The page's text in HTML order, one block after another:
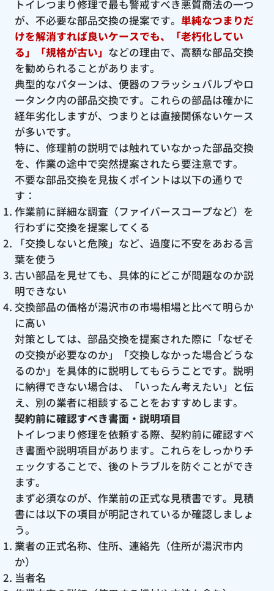
トイレつまり修理で最も警戒すべき悪質商法の一つ
が、不必要な部品交換の提案です。 単純なつまりだ
けを解消すれば良いケースでも、「老朽化してい
る」「規格が古い」 などの理由で、高額な部品交換
を勧められることがあります。
典型的なパターンは、便器のフラッシュバルブやロ
ータンク内の部品交換です。これらの部品は確かに
経年劣化しますが、つまりとは直接関係ないケース
が多いです。
特に、修理前の説明では触れていなかった部品交換
を、作業の途中で突然提案されたら要注意です。
不要な部品交換を見抜くポイントは以下の通りで
す：
作業前に詳細な調査（ファイバースコープなど）を
行わずに交換を提案してくる
「交換しないと危険」など、過度に不安をあおる言
葉を使う
古い部品を見せても、具体的にどこが問題なのか説
明できない
交換部品の価格が湯沢市の市場相場と比べて明らか
に高い
対策としては、部品交換を提案された際に「なぜそ
の交換が必要なのか」「交換しなかった場合どうな
るのか」を具体的に説明してもらうことです。説明
に納得できない場合は、「いったん考えたい」と伝
え、別の業者に相談することをおすすめします。
契約前に確認すべき書面・説明項目
トイレつまり修理を依頼する際、契約前に確認すべ
き書面や説明項目があります。これらをしっかりチ
ェックすることで、後のトラブルを防ぐことができ
ます。
まず必須なのが、作業前の正式な見積書です。見積
書には以下の項目が明記されているか確認しましょ
う。
業者の正式名称、住所、連絡先（住所が湯沢市内
か）
当者名